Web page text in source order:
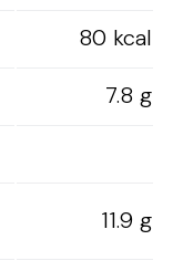
80 kcal
7.8 g
11.9 g